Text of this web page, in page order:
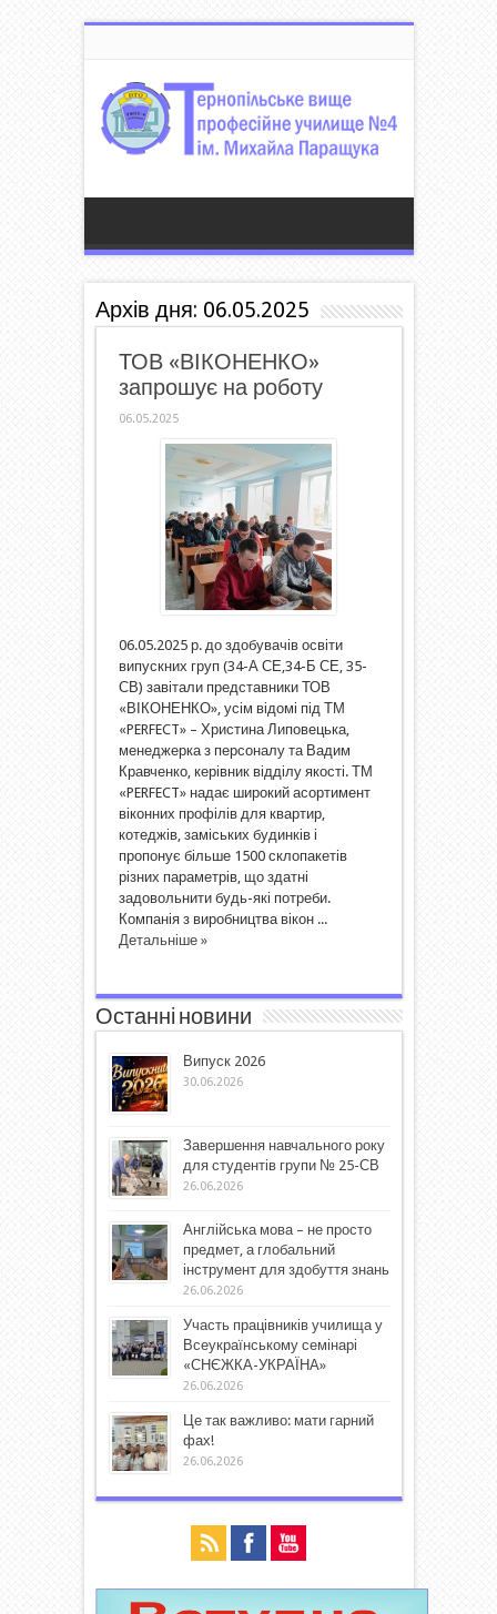
Архів дня: 06.05.2025
ТОВ «ВІКОНЕНКО»
запрошує на роботу
06.05.2025
06.05.2025 р. до здобувачів освіти
випускних груп (34-А СЕ,34-Б СЕ, 35-
СВ) завітали представники ТОВ
«ВІКОНЕНКО», усім відомі під ТМ
«PERFECT» – Христина Липовецька,
менеджерка з персоналу та Вадим
Кравченко, керівник відділу якості. ТМ
«PERFECT» надає широкий асортимент
віконних профілів для квартир,
котеджів, заміських будинків і
пропонує більше 1500 склопакетів
різних параметрів, що здатні
задовольнити будь-які потреби.
Компанія з виробництва вікон ...
Детальніше »
Останні новини
Випуск 2026
30.06.2026
Завершення навчального року
для студентів групи № 25-СВ
26.06.2026
Англійська мова – не просто
предмет, а глобальний
інструмент для здобуття знань
26.06.2026
Участь працівників училища у
Всеукраїнському семінарі
«СНЄЖКА-УКРАЇНА»
26.06.2026
Це так важливо: мати гарний
фах!
26.06.2026